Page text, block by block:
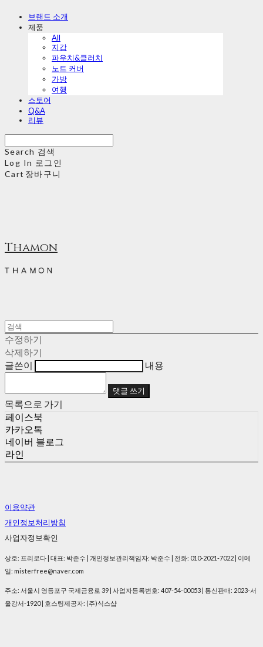
브랜드 소개
제품
All
지갑
파우치&클러치
노트 커버
가방
여행
스토어
Q&A
리뷰
Search 검색
Log In 로그인
Cart 장바구니
Thamon
수정하기
삭제하기
글쓴이
내용
댓글 쓰기
목록으로 가기
페이스북
카카오톡
네이버 블로그
라인
이용약관
개인정보처리방침
사업자정보확인
상호: 프리로다 | 대표: 박준수 | 개인정보관리책임자: 박준수 | 전화: 010-2021-7022 | 이메
일: misterfree@naver.com
주소: 서울시 영등포구 국제금융로 39 | 사업자등록번호: 407-54-00053 | 통신판매: 2023-서
울강서-1920| 호스팅제공자: (주)식스샵